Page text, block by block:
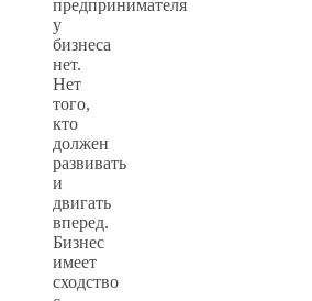
предпринимателя
у
бизнеса
нет.
Нет
того,
кто
должен
развивать
и
двигать
вперед.
Бизнес
имеет
сходство